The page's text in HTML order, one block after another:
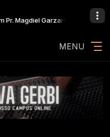
Magdiel Garzarro
LETRA Gabriel Guedes [ VIDEO
MENU